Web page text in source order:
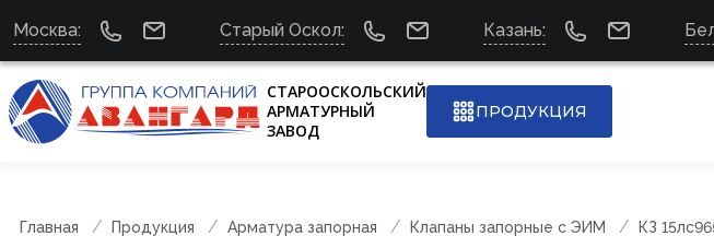
Москва: Старый Оскол: Казань:
СТАРООСКОЛЬСКИЙ
АРМАТУРНЫЙ
ЗАВОД
ПРОДУКЦИЯ
Главная Продукция Арматура запорная Клапаны запорные с ЭИМ КЗ